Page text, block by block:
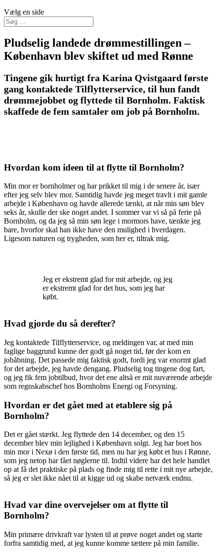
Vælg en side
Pludselig landede drømmestillingen –
København blev skiftet ud med Rønne
Tingene gik hurtigt fra Karina Qvistgaard første
gang kontaktede Tilflytterservice, til hun fandt
drømmejobbet og flyttede til Bornholm. Faktisk
skaffede de fem samtaler om job på Bornholm.
Hvordan kom ideen til at flytte til Bornholm?
Min mor er bornholmer og har prikket til mig i de senere år, især
efter jeg selv blev mor. Samtidig havde jeg meget travlt i mit gamle
arbejde i København og havde allerede tænkt, at når min søn blev
seks år, skulle der ske noget andet. I sommer var vi så på ferie på
Bornholm, og da jeg så min søn lege i mormors have, tænkte jeg
bare, hvorfor skal han ikke have den mulighed i hverdagen.
Ligesom naturen og trygheden, som her er, tiltrak mig.
Jeg er ekstremt glad for mit arbejde, og jeg
er ekstremt glad for det hus, som jeg har
købt.
Hvad gjorde du så derefter?
Jeg kontaktede Tilflytterservice, og meldingen var, at med min
faglige baggrund kunne der godt gå noget tid, før der kom en
jobåbning. Det passede mig faktisk godt, fordi jeg var enormt glad
for det arbejde, jeg havde dengang. Pludselig tog tingene dog fart,
og jeg fik fem jobtilbud, hvor det ene altså er mit nuværende arbejde
som regnskabschef hos Bornholms Energi og Forsyning.
Hvordan er det gået med at etablere sig på
Bornholm?
Det er gået stærkt. Jeg flyttede den 14 december, og den 15
december blev min lejlighed i København solgt. Jeg har boet hos
min mor i Nexø i den første tid, men nu har jeg købt et hus i Rønne,
som jeg netop har fået nøglerne til. Indtil videre har det hele handlet
op at få det praktiske på plads og finde mig til rette i mit nye arbejde,
så jeg er slet ikke nået til at kigge ud og skabe netværk endnu.
Hvad var dine overvejelser om at flytte til
Bornholm?
Min primære drivkraft var lysten til at prøve noget andet og starte
forfra samtidig med, at jeg kunne komme tættere på min familie.